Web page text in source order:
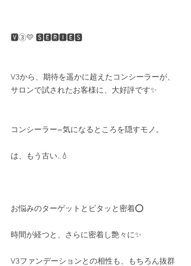
🆅③💛 🆂🅴🆁🅸🅴🆂
V3から、期待を遥かに超えたコンシーラーが、
サロンで試されたお客様に、大好評です✨
コンシーラー=気になるところを隠すモノ。
は、もう古い..💧
お悩みのターゲットとピタッと密着⭕️
時間が経つと、さらに密着し艶々に✨
V3ファンデーションとの相性も、もちろん抜群